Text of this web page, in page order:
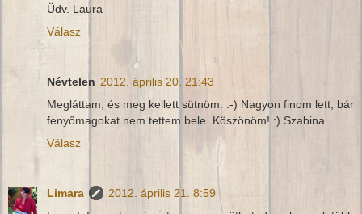
Üdv. Laura
Válasz
Névtelen 2012. április 20. 21:43
Megláttam, és meg kellett sütnöm. :-) Nagyon finom lett, bár
fenyőmagokat nem tettem bele. Köszönöm! :) Szabina
Válasz
Limara
2012. április 21. 8:59